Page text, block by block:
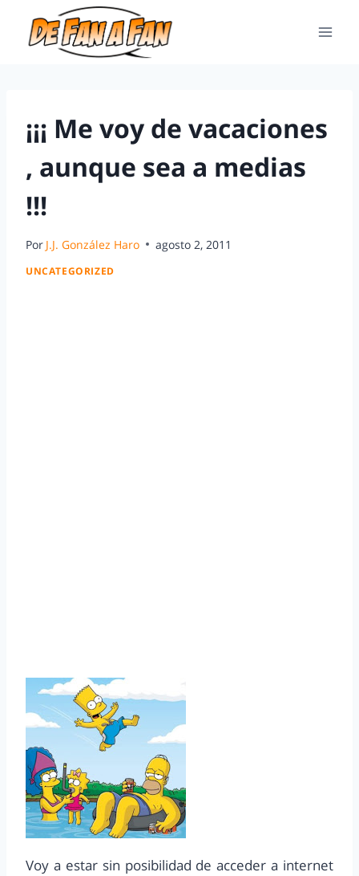
¡¡¡ Me voy de vacaciones
, aunque sea a medias
!!!
Por J.J. González Haro agosto 2, 2011
UNCATEGORIZED
Voy a estar sin posibilidad de acceder a internet